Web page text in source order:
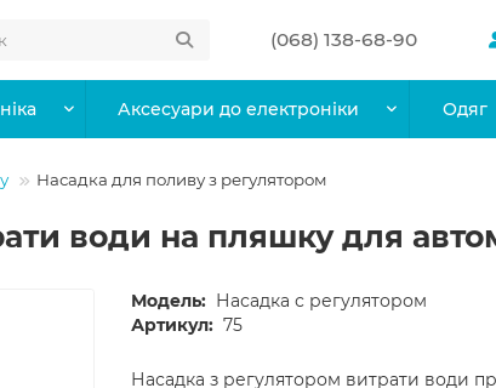
(068) 138-68-90
Аксесуари до електроніки Одяг
Насадка для поливу з регулятором
води на пляшку для
Модель: Насадка с регулятором
Артикул: 75
Насадка з регулятором витрати води